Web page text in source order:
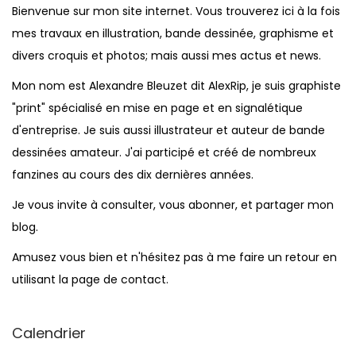
Bienvenue sur mon site internet. Vous trouverez ici à la fois
mes travaux en illustration, bande dessinée, graphisme et
divers croquis et photos; mais aussi mes actus et news.
Mon nom est Alexandre Bleuzet dit AlexRip, je suis graphiste
"print" spécialisé en mise en page et en signalétique
d'entreprise. Je suis aussi illustrateur et auteur de bande
dessinées amateur. J'ai participé et créé de nombreux
fanzines au cours des dix dernières années.
Je vous invite à consulter, vous abonner, et partager mon
blog.
Amusez vous bien et n'hésitez pas à me faire un retour en
utilisant la page de contact.
Calendrier